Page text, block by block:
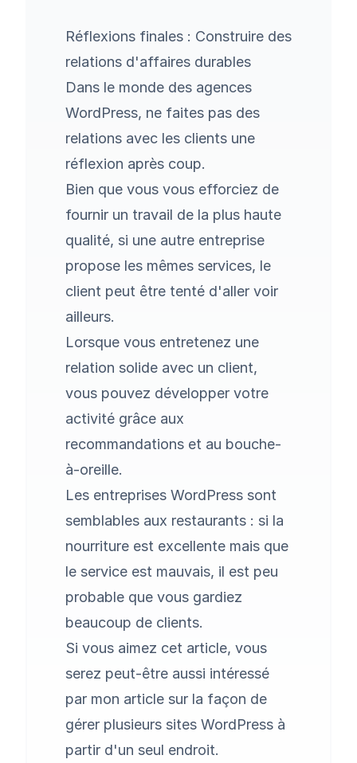
Réflexions finales : Construire des
relations d'affaires durables
Dans le monde des agences
WordPress, ne faites pas des
relations avec les clients une
réflexion après coup.
Bien que vous vous efforciez de
fournir un travail de la plus haute
qualité, si une autre entreprise
propose les mêmes services, le
client peut être tenté d'aller voir
ailleurs.
Lorsque vous entretenez une
relation solide avec un client,
vous pouvez développer votre
activité grâce aux
recommandations et au bouche-
à-oreille.
Les entreprises WordPress sont
semblables aux restaurants : si la
nourriture est excellente mais que
le service est mauvais, il est peu
probable que vous gardiez
beaucoup de clients.
Si vous aimez cet article, vous
serez peut-être aussi intéressé
par mon article sur la façon de
gérer plusieurs sites WordPress à
partir d'un seul endroit.